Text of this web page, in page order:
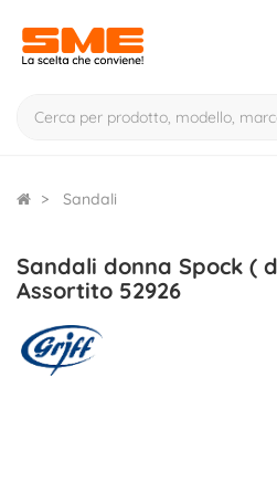
Sandali
Sandali donna Spock (
Assortito 52926